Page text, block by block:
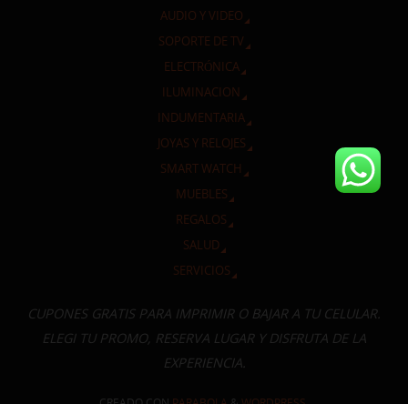
AUDIO Y VIDEO
SOPORTE DE TV
ELECTRÓNICA
ILUMINACION
INDUMENTARIA
JOYAS Y RELOJES
SMART WATCH
MUEBLES
REGALOS
SALUD
SERVICIOS
CUPONES GRATIS PARA IMPRIMIR O BAJAR A TU CELULAR.
ELEGI TU PROMO, RESERVA LUGAR Y DISFRUTA DE LA
EXPERIENCIA.